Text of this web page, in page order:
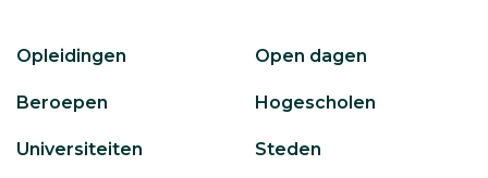
Opleidingen Open dagen
Beroepen Hogescholen
Universiteiten Steden